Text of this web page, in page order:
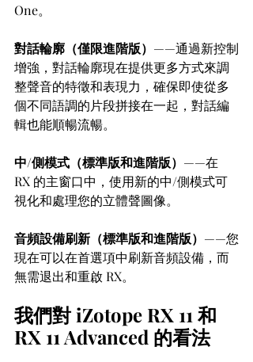
One。
對話輪廓（僅限進階版） ——通過新控制
增強，對話輪廓現在提供更多方式來調
整聲音的特徵和表現力，確保即使從多
個不同語調的片段拼接在一起，對話編
輯也能順暢流暢。
中/側模式（標準版和進階版） ——在
RX 的主窗口中，使用新的中/側模式可
視化和處理您的立體聲圖像。
音頻設備刷新（標準版和進階版） ——您
現在可以在首選項中刷新音頻設備，而
無需退出和重啟 RX。
我們對 iZotope RX 11 和
RX 11 Advanced 的看法